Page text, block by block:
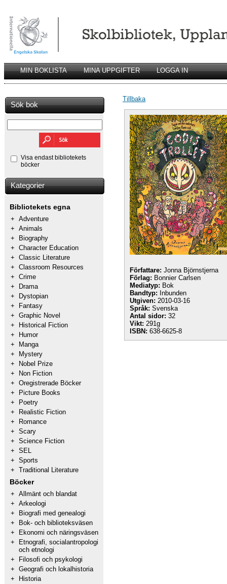
MIN BOKLISTA MINA UPPGIFTER LOGGA IN
Sök bok
Visa endast bibliotekets
böcker
Kategorier
Bibliotekets egna
+ Adventure
+ Animals
+
Biography
+ Character Education
+ Classic Literature
+ Classroom Resources
+ Crime
+
Drama
+
Dystopian
+
Fantasy
+ Graphic Novel
+
Historical Fiction
+
Humor
+
Manga
+
Mystery
+
Nobel Prize
+
Non Fiction
+ Oregistrerade Böcker
+
Picture Books
+
Poetry
+
Realistic Fiction
+
Romance
+ Scary
+ Science Fiction
+ SEL
+ Sports
+ Traditional Literature
Böcker
+ Allmänt och blandat
+ Arkeologi
+
Biografi med genealogi
+
Bok- och biblioteksväsen
+
Ekonomi och näringsväsen
+
Etnografi, socialantropologi
och etnologi
+
Filosofi och psykologi
+ Geografi och lokalhistoria
+
Historia
Tillbaka
Författare: Jonna Björnstjerna
Förlag: Bonnier Carlsen
Mediatyp: Bok
Bandtyp: Inbunden
Utgiven: 2010-03-16
Språk: Svenska
Antal sidor: 32
Vikt: 291g
ISBN: 638-6625-8